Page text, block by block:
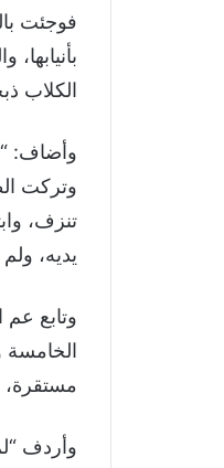
الكلاب
وأضاف:
وتركت
تنزف،
يديه،
وتابع
الخامسة
مستقرة،
وأردف